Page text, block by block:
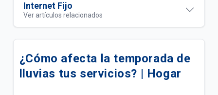
Internet Fijo
Ver artículos relacionados
Quiero renovar mis servicios Tigo | General
Cómo cambiar el nombre y la contraseña de tu
módem | Hogar
¿Cómo afecta la temporada de
lluvias tus servicios? | Hogar